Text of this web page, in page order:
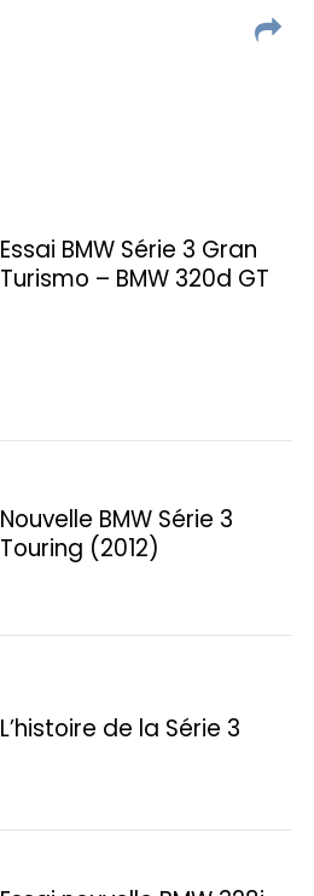
Essai BMW Série 3 Gran
Turismo – BMW 320d GT
Nouvelle BMW Série 3
Touring (2012)
L’histoire de la Série 3